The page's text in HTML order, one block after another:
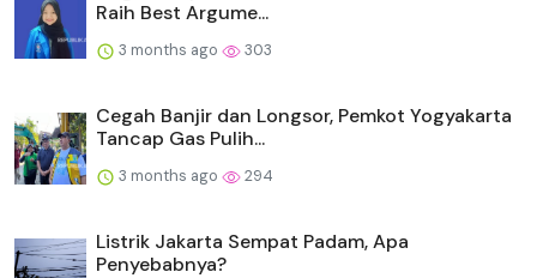
Raih Best Argume...
3 months ago 303
Cegah Banjir dan Longsor, Pemkot Yogyakarta
Tancap Gas Pulih...
3 months ago 294
Listrik Jakarta Sempat Padam, Apa
Penyebabnya?